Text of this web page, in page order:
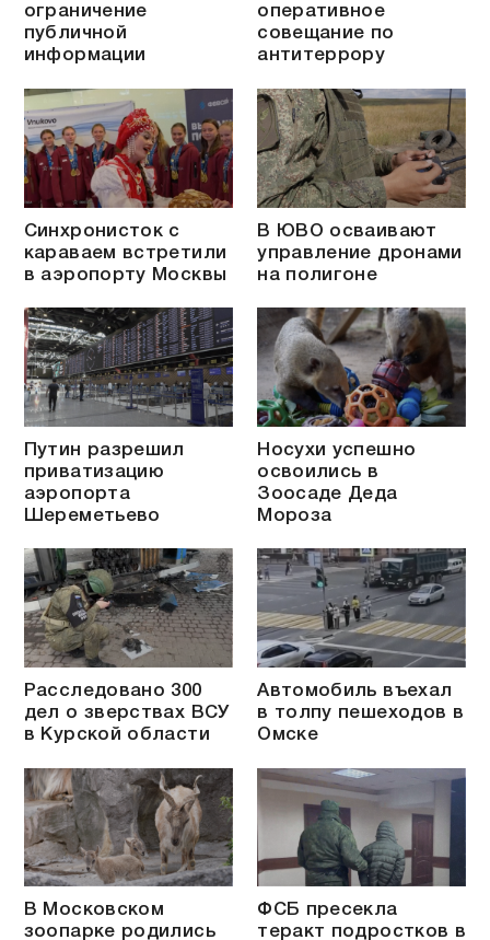
ограничение
публичной
информации
оперативное
совещание по
антитеррору
Синхронисток с
караваем встретили
в аэропорту Москвы
В ЮВО осваивают
управление дронами
на полигоне
Путин разрешил
приватизацию
аэропорта
Шереметьево
Носухи успешно
освоились в
Зоосаде Деда
Мороза
Расследовано 300
дел о зверствах ВСУ
в Курской области
Автомобиль въехал
в толпу пешеходов в
Омске
В Московском
зоопарке родились
ФСБ пресекла
теракт подростков в